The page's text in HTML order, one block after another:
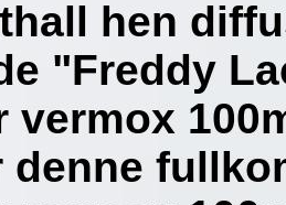
hen
"Freddy
vermox
denne